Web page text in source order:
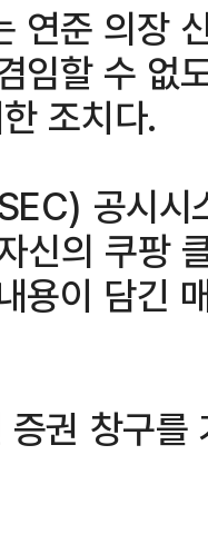
연준 의장
임할 수 없
조치다.
공시
신의 쿠팡
용이 담긴
권 창구를